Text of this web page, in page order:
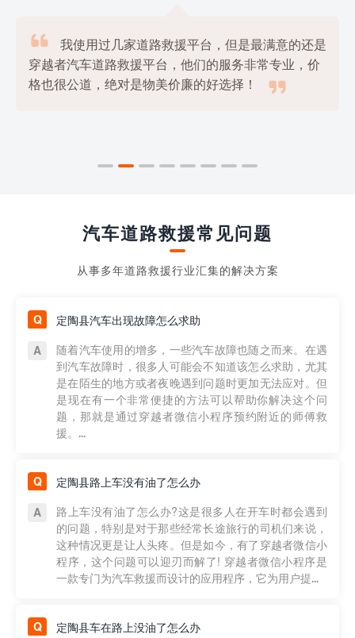

我使用过几家道路救援平台，但是最满意的还是
穿越者汽车道路救援平台，他们的服务非常专业，价
格也很公道，绝对是物美价廉的好选择！

汽车道路救援常见问题
从事多年道路救援行业汇集的解决方案
定陶县汽车出现故障怎么求助
随着汽车使用的增多，一些汽车故障也随之而来。在遇
到汽车故障时，很多人可能会不知道该怎么求助，尤其
是在陌生的地方或者夜晚遇到问题时更加无法应对。但
是现在有一个非常便捷的方法可以帮助你解决这个问
题，那就是通过穿越者微信小程序预约附近的师傅救
援。...
定陶县路上车没有油了怎么办
路上车没有油了怎么办?这是很多人在开车时都会遇到
的问题，特别是对于那些经常长途旅行的司机们来说，
这种情况更是让人头疼。但是如今，有了穿越者微信小
程序，这个问题可以迎刃而解了! 穿越者微信小程序是
一款专门为汽车救援而设计的应用程序，它为用户提...
定陶县车在路上没油了怎么办